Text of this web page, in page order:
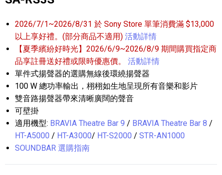
2026/7/1~2026/8/31 於 Sony Store 單筆消費滿 $13,000
以上享好禮。(部分商品不適用) 活動詳情
【夏季繽紛好時光】2026/6/9~2026/8/9 期間購買指定商
品享註冊送好禮或限時優惠價。
活動詳情
單件式揚聲器的選購無線後環繞揚聲器
100 W 總功率輸出，栩栩如生地呈現所有音樂和影片
雙音路揚聲器帶來清晰廣闊的聲音
可壁掛
適用機型: BRAVIA Theatre Bar 9 / BRAVIA Theatre Bar 8 /
HT-A5000 / HT-A3000/ HT-S2000 / STR-AN1000
SOUNDBAR 選購指南